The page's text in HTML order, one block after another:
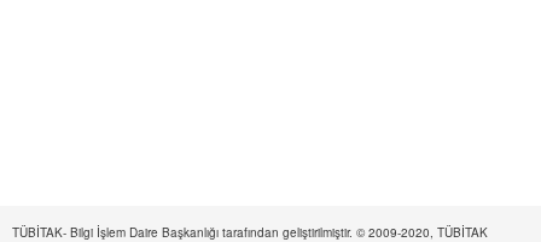
TÜBİTAK- Bilgi İşlem Daire Başkanlığı tarafından geliştirilmiştir. © 2009-2020, TÜBİTAK